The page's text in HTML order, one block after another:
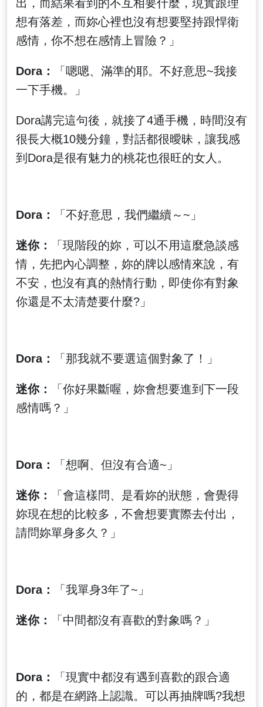
出，而結果看到的不互相要什麼，現實跟理
想有落差，而妳心裡也沒有想要堅持跟悍衛
感情，你不想在感情上冒險？」
Dora：
「嗯嗯、滿準的耶。不好意思~我接
一下手機。」
Dora講完這句後，就接了4通手機，時間沒有
很長大概10幾分鐘，對話都很曖昧，讓我感
到Dora是很有魅力的桃花也很旺的女人。
Dora： 「不好意思，我們繼續～~」
迷你：
「現階段的妳，可以不用這麼急談感
情，先把內心調整，妳的牌以感情來說，有
不安，也沒有真的熱情行動，即使你有對象
你還是不太清楚要什麼?」
Dora： 「那我就不要選這個對象了！」
迷你：
「你好果斷喔，妳會想要進到下一段
感情嗎？」
Dora： 「想啊、但沒有合適~」
迷你：
「會這樣問、是看妳的狀態，會覺得
妳現在想的比較多，不會想要實際去付出，
請問妳單身多久？」
Dora： 「我單身3年了~」
迷你： 「中間都沒有喜歡的對象嗎？」
Dora：
「現實中都沒有遇到喜歡的跟合適
的，都是在網路上認識。可以再抽牌嗎?我想